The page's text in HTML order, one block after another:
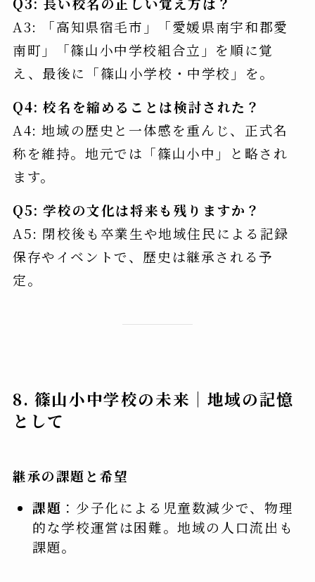
A3: 「高知県宿毛市」「愛媛県南宇和郡愛
南町」「篠山小中学校組合立」を順に覚
え、最後に「篠山小学校・中学校」を。
Q4: 校名を縮めることは検討された？
A4: 地域の歴史と一体感を重んじ、正式名
称を維持。地元では「篠山小中」と略され
ます。
Q5: 学校の文化は将来も残りますか？
A5: 閉校後も卒業生や地域住民による記録
保存やイベントで、歴史は継承される予
定。
8. 篠山小中学校の未来｜地域の記憶
として
継承の課題と希望
課題 ：少子化による児童数減少で、物理
的な学校運営は困難。地域の人口流出も
課題。